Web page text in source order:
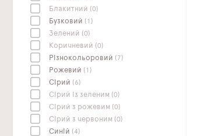
Блакитний (0)
Бузковий (1)
Зелений (0)
Коричневий (0)
Різнокольоровий (7)
Рожевий (1)
Сірий (6)
Сірий із зеленим (0)
Сірий з рожевим (0)
Сірий з червоним (0)
Синій (4)